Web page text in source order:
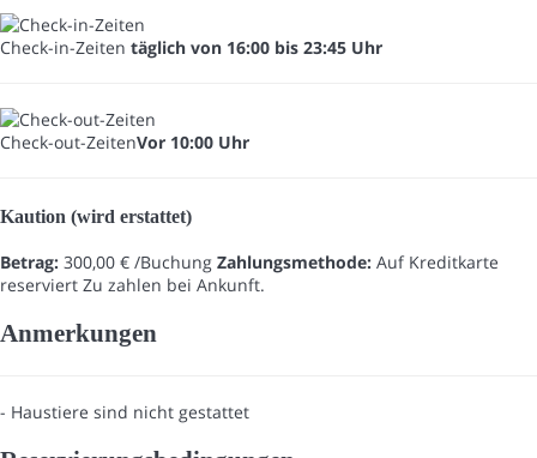
Check-in-Zeiten täglich von 16:00 bis 23:45 Uhr
Check-out-ZeitenVor 10:00 Uhr
Kaution (wird erstattet)
Betrag: 300,00 € /Buchung Zahlungsmethode: Auf Kreditkarte
reserviert Zu zahlen bei Ankunft.
Anmerkungen
- Haustiere sind nicht gestattet